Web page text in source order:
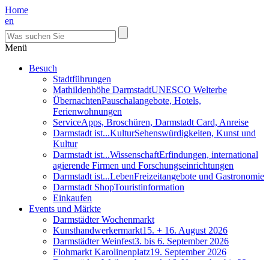
Home
en
Menü
Besuch
Stadtführungen
Mathildenhöhe DarmstadtUNESCO Welterbe
ÜbernachtenPauschalangebote, Hotels,
Ferienwohnungen
ServiceApps, Broschüren, Darmstadt Card, Anreise
Darmstadt ist...KulturSehenswürdigkeiten, Kunst und
Kultur
Darmstadt ist...WissenschaftErfindungen, international
agierende Firmen und Forschungseinrichtungen
Darmstadt ist...LebenFreizeitangebote und Gastronomie
Darmstadt ShopTouristinformation
Einkaufen
Events und Märkte
Darmstädter Wochenmarkt
Kunsthandwerkermarkt15. + 16. August 2026
Darmstädter Weinfest3. bis 6. September 2026
Flohmarkt Karolinenplatz19. September 2026